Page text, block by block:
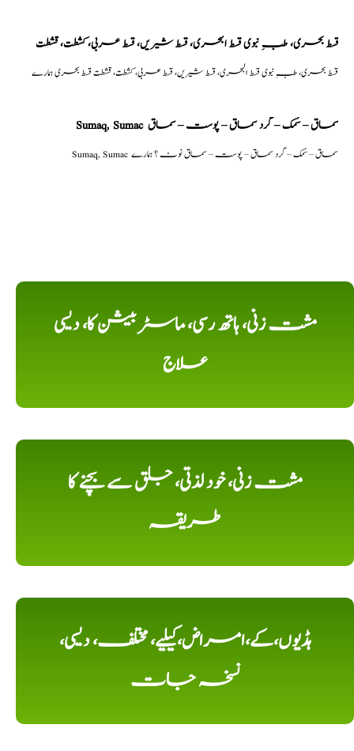
قسط بحری، طبِ نبوی قسط البحری، قسط شیریں، قسط عربی، كشطت، قشطت
قسط بحری، طبِ نبوی قسط البحری، قسط شیریں، قسط عربی، كشطت، قشطت قسط بحری ہمارے
Sumaq, Sumac سماق – سُمک – گرد سماق – پوست – سماق
Sumaq, Sumac سماق – سُمک – گرد سماق – پوست – سماق نوٹ ؟ ہمارے
مشت زنی، ہاتھ رسی، ماسٹر بیشن کا، دیسی
علاج
مشت زنی، خود لذتی، جلق سے بچنے کا
طریقہ
ہڈیوں،کے،امراض،کیلیے، مختلف، دیسی،
نسخہ جات